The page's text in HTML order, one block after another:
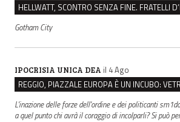
Gotham City
IPOCRISIA UNICA DEA il 4 Ago
L'inazione delle forze dell'ordine e dei politicanti
a quel punto chi avrà il coraggio di incolparli? Si può